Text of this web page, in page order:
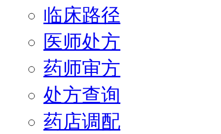
临床路径
医师处方
药师审方
处方查询
药店调配